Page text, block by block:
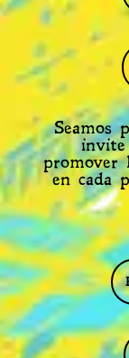
Seamos
promover
en cada